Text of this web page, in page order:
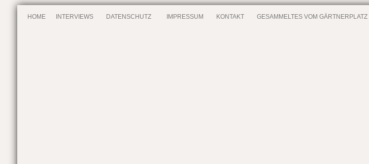
HOME INTERVIEWS DATENSCHUTZ IMPRESSUM KONTAKT GESAMMELTES VOM GÄRTNERPLATZ